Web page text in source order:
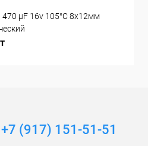
µF 16v 105°C 8х12мм
+7 (917) 151-51-51